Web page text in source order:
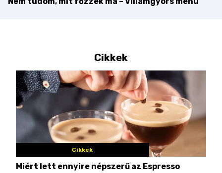
Cikkek
Cikkek
Miért lett ennyire népszerű az Espresso